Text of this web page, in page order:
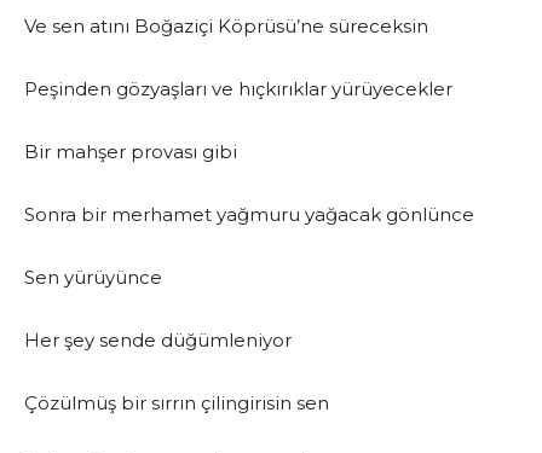
Ve sen atını Boğaziçi Köprüsü’ne süreceksin
Peşinden gözyaşları ve hıçkırıklar yürüyecekler
Bir mahşer provası gibi
Sonra bir merhamet yağmuru yağacak gönlünce
Sen yürüyünce
Her şey sende düğümleniyor
Çözülmüş bir sırrın çilingirisin sen